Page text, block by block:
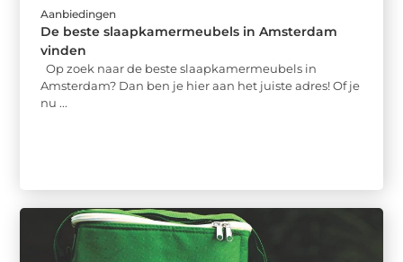
Aanbiedingen
De beste slaapkamermeubels in Amsterdam
vinden
Op zoek naar de beste slaapkamermeubels in
Amsterdam? Dan ben je hier aan het juiste adres! Of je
nu ...